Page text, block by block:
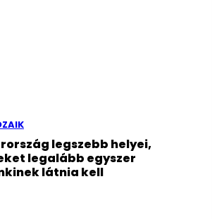
legszebb helyei,
legalább egyszer
látnia kell